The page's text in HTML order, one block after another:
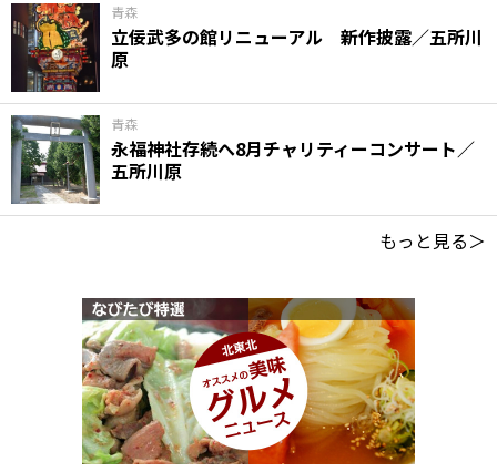
青森
立佞武多の館リニューアル 新作披露／五所川
原
青森
永福神社存続へ8月チャリティーコンサート／
五所川原
もっと見る＞